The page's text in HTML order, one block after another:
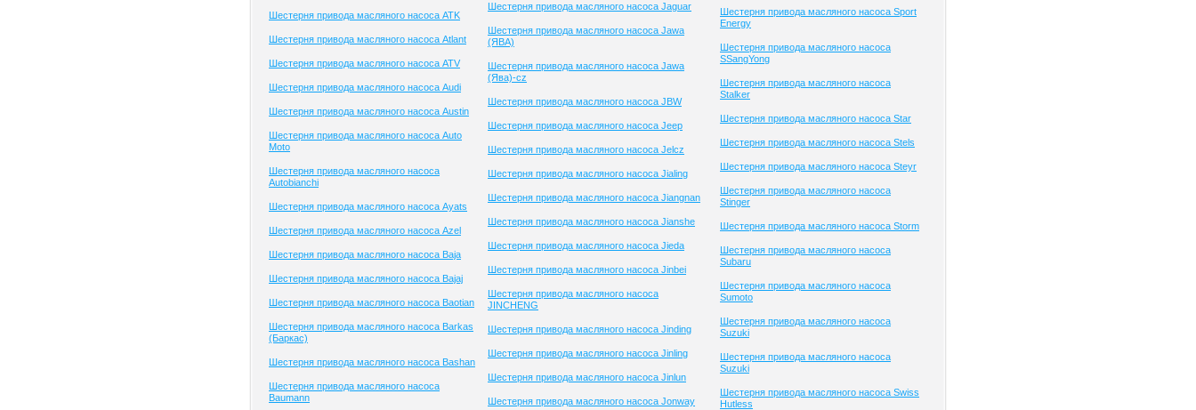
Шестерня привода масляного насоса ATK
Шестерня привода масляного насоса Atlant
Шестерня привода масляного насоса ATV
Шестерня привода масляного насоса Audi
Шестерня привода масляного насоса Austin
Шестерня привода масляного насоса Auto
Moto
Шестерня привода масляного насоса
Autobianchi
Шестерня привода масляного насоса Ayats
Шестерня привода масляного насоса Azel
Шестерня привода масляного насоса Baja
Шестерня привода масляного насоса Bajaj
Шестерня привода масляного насоса Baotian
Шестерня привода масляного насоса Barkas
(Баркас)
Шестерня привода масляного насоса Bashan
Шестерня привода масляного насоса
Baumann
Шестерня привода масляного насоса Jaguar
Шестерня привода масляного насоса Jawa
(ЯВА)
Шестерня привода масляного насоса Jawa
(Ява)-cz
Шестерня привода масляного насоса JBW
Шестерня привода масляного насоса Jeep
Шестерня привода масляного насоса Jelcz
Шестерня привода масляного насоса Jialing
Шестерня привода масляного насоса Jiangnan
Шестерня привода масляного насоса Jianshe
Шестерня привода масляного насоса Jieda
Шестерня привода масляного насоса Jinbei
Шестерня привода масляного насоса
JINCHENG
Шестерня привода масляного насоса Jinding
Шестерня привода масляного насоса Jinling
Шестерня привода масляного насоса Jinlun
Шестерня привода масляного насоса Jonway
Шестерня привода масляного насоса Sport
Energy
Шестерня привода масляного насоса
SSangYong
Шестерня привода масляного насоса
Stalker
Шестерня привода масляного насоса Star
Шестерня привода масляного насоса Stels
Шестерня привода масляного насоса Steyr
Шестерня привода масляного насоса
Stinger
Шестерня привода масляного насоса Storm
Шестерня привода масляного насоса
Subaru
Шестерня привода масляного насоса
Sumoto
Шестерня привода масляного насоса
Suzuki
Шестерня привода масляного насоса
Suzuki
Шестерня привода масляного насоса Swiss
Hutless